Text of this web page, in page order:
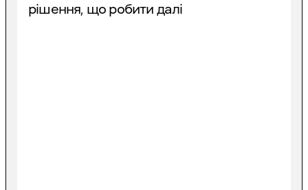
рішення, що робити далі